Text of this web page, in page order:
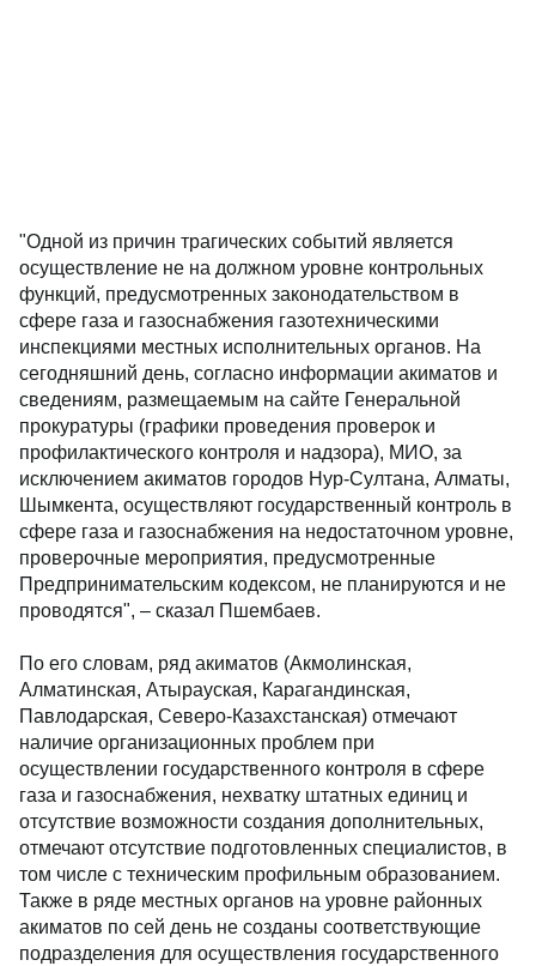
"Одной из причин трагических событий является
осуществление не на должном уровне контрольных
функций, предусмотренных законодательством в
сфере газа и газоснабжения газотехническими
инспекциями местных исполнительных органов. На
сегодняшний день, согласно информации акиматов и
сведениям, размещаемым на сайте Генеральной
прокуратуры (графики проведения проверок и
профилактического контроля и надзора), МИО, за
исключением акиматов городов Нур-Султана, Алматы,
Шымкента, осуществляют государственный контроль в
сфере газа и газоснабжения на недостаточном уровне,
проверочные мероприятия, предусмотренные
Предпринимательским кодексом, не планируются и не
проводятся", – сказал Пшембаев.
По его словам, ряд акиматов (Акмолинская,
Алматинская, Атырауская, Карагандинская,
Павлодарская, Северо-Казахстанская) отмечают
наличие организационных проблем при
осуществлении государственного контроля в сфере
газа и газоснабжения, нехватку штатных единиц и
отсутствие возможности создания дополнительных,
отмечают отсутствие подготовленных специалистов, в
том числе с техническим профильным образованием.
Также в ряде местных органов на уровне районных
акиматов по сей день не созданы соответствующие
подразделения для осуществления государственного